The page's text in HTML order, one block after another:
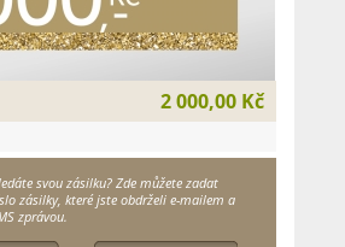
2 000,00 Kč
svou zásilku? Zde můžete zadat
zásilky, které jste obdrželi e-mailem a
zprávou.